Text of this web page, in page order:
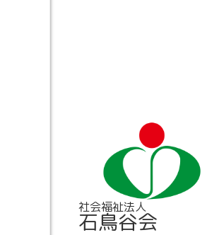
社会福祉法人
石鳥谷会